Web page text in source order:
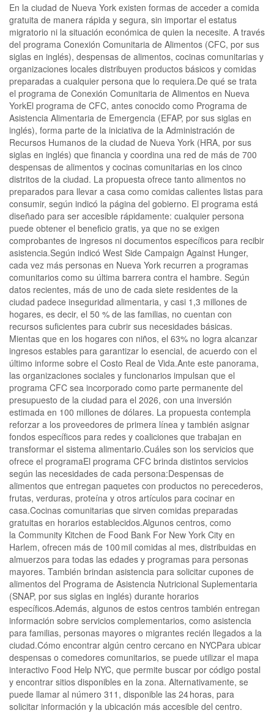
En la ciudad de Nueva York existen formas de acceder a comida
gratuita de manera rápida y segura, sin importar el estatus
migratorio ni la situación económica de quien la necesite. A través
del programa Conexión Comunitaria de Alimentos (CFC, por sus
siglas en inglés), despensas de alimentos, cocinas comunitarias y
organizaciones locales distribuyen productos básicos y comidas
preparadas a cualquier persona que lo requiera.De qué se trata
el programa de Conexión Comunitaria de Alimentos en Nueva
YorkEl programa de CFC, antes conocido como Programa de
Asistencia Alimentaria de Emergencia (EFAP, por sus siglas en
inglés), forma parte de la iniciativa de la Administración de
Recursos Humanos de la ciudad de Nueva York (HRA, por sus
siglas en inglés) que financia y coordina una red de más de 700
despensas de alimentos y cocinas comunitarias en los cinco
distritos de la ciudad. La propuesta ofrece tanto alimentos no
preparados para llevar a casa como comidas calientes listas para
consumir, según indicó la página del gobierno. El programa está
diseñado para ser accesible rápidamente: cualquier persona
puede obtener el beneficio gratis, ya que no se exigen
comprobantes de ingresos ni documentos específicos para recibir
asistencia.Según indicó West Side Campaign Against Hunger,
cada vez más personas en Nueva York recurren a programas
comunitarios como su última barrera contra el hambre. Según
datos recientes, más de uno de cada siete residentes de la
ciudad padece inseguridad alimentaria, y casi 1,3 millones de
hogares, es decir, el 50 % de las familias, no cuentan con
recursos suficientes para cubrir sus necesidades básicas.
Mientas que en los hogares con niños, el 63% no logra alcanzar
ingresos estables para garantizar lo esencial, de acuerdo con el
último informe sobre el Costo Real de Vida.Ante este panorama,
las organizaciones sociales y funcionarios impulsan que el
programa CFC sea incorporado como parte permanente del
presupuesto de la ciudad para el 2026, con una inversión
estimada en 100 millones de dólares. La propuesta contempla
reforzar a los proveedores de primera línea y también asignar
fondos específicos para redes y coaliciones que trabajan en
transformar el sistema alimentario.Cuáles son los servicios que
ofrece el programaEl programa CFC brinda distintos servicios
según las necesidades de cada persona:Despensas de
alimentos que entregan paquetes con productos no perecederos,
frutas, verduras, proteína y otros artículos para cocinar en
casa.Cocinas comunitarias que sirven comidas preparadas
gratuitas en horarios establecidos.Algunos centros, como
la Community Kitchen de Food Bank For New York City en
Harlem, ofrecen más de 100 mil comidas al mes, distribuidas en
almuerzos para todas las edades y programas para personas
mayores. También brindan asistencia para solicitar cupones de
alimentos del Programa de Asistencia Nutricional Suplementaria
(SNAP, por sus siglas en inglés) durante horarios
específicos.Además, algunos de estos centros también entregan
información sobre servicios complementarios, como asistencia
para familias, personas mayores o migrantes recién llegados a la
ciudad.Cómo encontrar algún centro cercano en NYCPara ubicar
despensas o comedores comunitarios, se puede utilizar el mapa
interactivo Food Help NYC, que permite buscar por código postal
y encontrar sitios disponibles en la zona. Alternativamente, se
puede llamar al número 311, disponible las 24 horas, para
solicitar información y la ubicación más accesible del centro.